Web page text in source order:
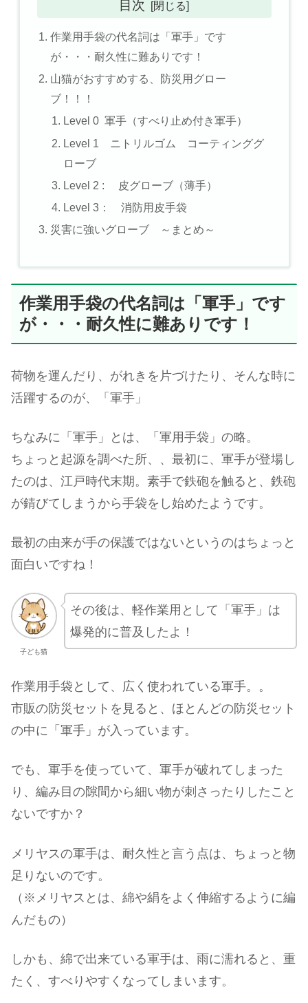
目次
作業用手袋の代名詞は「軍手」です
が・・・耐久性に難ありです！
山猫がおすすめする、防災用グロー
ブ！！！
Level 0 軍手（すべり止め付き軍手）
Level 1 ニトリルゴム コーティンググ
ローブ
Level 2 : 皮グローブ（薄手）
Level 3： 消防用皮手袋
災害に強いグローブ ～まとめ～
作業用手袋の代名詞は「軍手」です
が・・・耐久性に難ありです！
荷物を運んだり、がれきを片づけたり、そんな時に
活躍するのが、「軍手」
ちなみに「軍手」とは、「軍用手袋」の略。
ちょっと起源を調べた所、、最初に、軍手が登場し
たのは、江戸時代末期。素手で鉄砲を触ると、鉄砲
が錆びてしまうから手袋をし始めたようです。
最初の由来が手の保護ではないというのはちょっと
面白いですね！
子ども猫
その後は、軽作業用として「軍手」は
爆発的に普及したよ！
作業用手袋として、広く使われている軍手。。
市販の防災セットを見ると、ほとんどの防災セット
の中に「軍手」が入っています。
でも、軍手を使っていて、軍手が破れてしまった
り、編み目の隙間から細い物が刺さったりしたこと
ないですか？
メリヤスの軍手は、耐久性と言う点は、ちょっと物
足りないのです。
（※メリヤスとは、綿や絹をよく伸縮するように編
んだもの）
しかも、綿で出来ている軍手は、雨に濡れると、重
たく、すべりやすくなってしまいます。